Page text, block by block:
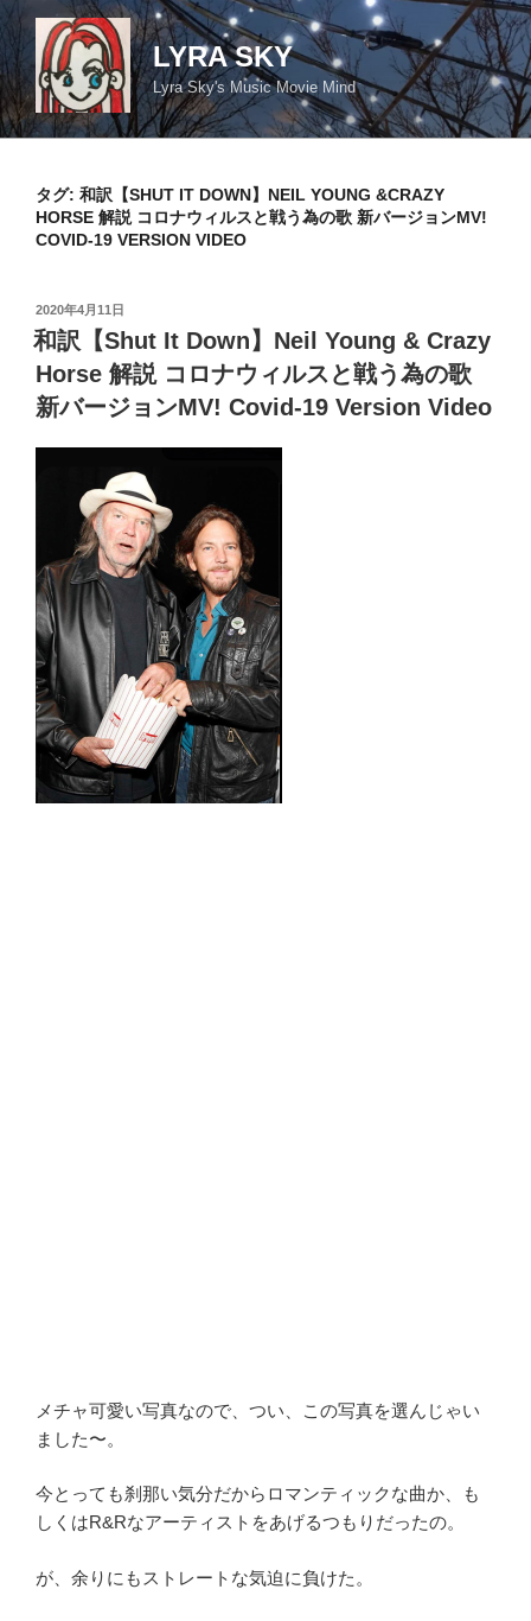
コ
ン
テ
ン
ツ
LYRA SKY
Lyra Sky's Music Movie Mind
タグ: 和訳【SHUT IT DOWN】NEIL YOUNG &CRAZY
HORSE 解説 コロナウィルスと戦う為の歌 新バージョンMV!
COVID-19 VERSION VIDEO
投
稿
日:
2020年4月11日
和訳【Shut It Down】Neil Young & Crazy
Horse 解説 コロナウィルスと戦う為の歌
新バージョンMV! Covid-19 Version Video
メチャ可愛い写真なので、つい、この写真を選んじゃい
ました〜。
今とっても刹那い気分だからロマンティックな曲か、も
しくはR&Rなアーティストをあげるつもりだったの。
が、余りにもストレートな気迫に負けた。